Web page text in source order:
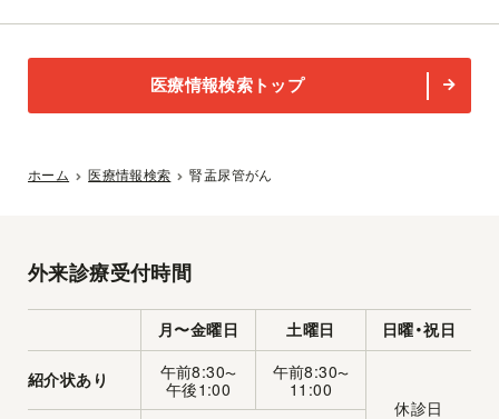
医療情報検索トップ
ホーム 医療情報検索 腎盂尿管がん
外来診療受付時間
月〜金曜日 土曜日 日曜・祝日
紹介状あり 午前8:30〜
午後1:00
午前8:30〜
11:00
休診日